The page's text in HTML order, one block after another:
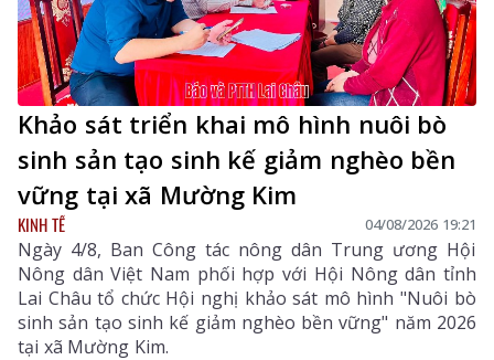
Khảo sát triển khai mô hình nuôi bò
sinh sản tạo sinh kế giảm nghèo bền
vững tại xã Mường Kim
KINH TẾ 04/08/2026 19:21
Ngày 4/8, Ban Công tác nông dân Trung ương Hội
Nông dân Việt Nam phối hợp với Hội Nông dân tỉnh
Lai Châu tổ chức Hội nghị khảo sát mô hình "Nuôi bò
sinh sản tạo sinh kế giảm nghèo bền vững" năm 2026
tại xã Mường Kim.